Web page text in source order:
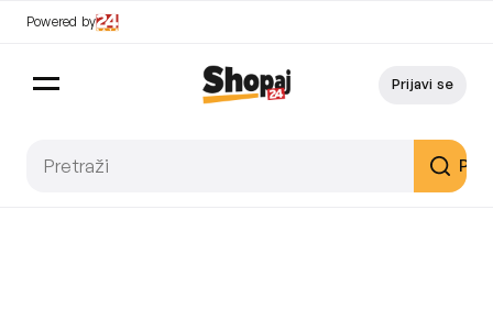
Powered by
Prijavi se